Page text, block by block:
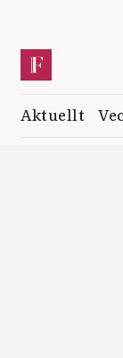
Aktuellt